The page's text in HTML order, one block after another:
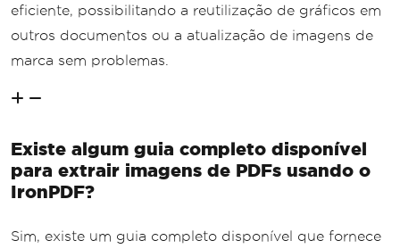
eficiente, possibilitando a reutilização de gráficos em
outros documentos ou a atualização de imagens de
marca sem problemas.
Existe algum guia completo disponível
para extrair imagens de PDFs usando o
IronPDF?
Sim, existe um guia completo disponível que fornece